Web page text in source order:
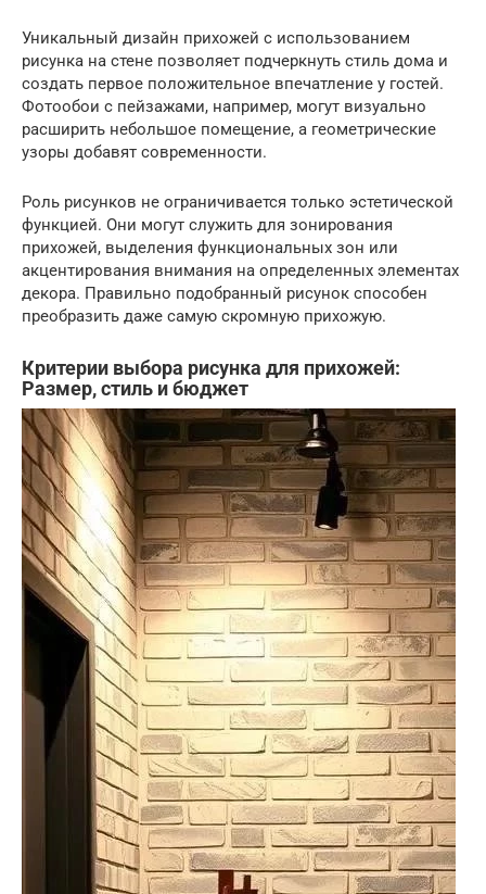
Уникальный дизайн прихожей с использованием
рисунка на стене позволяет подчеркнуть стиль дома и
создать первое положительное впечатление у гостей.
Фотообои с пейзажами, например, могут визуально
расширить небольшое помещение, а геометрические
узоры добавят современности.
Роль рисунков не ограничивается только эстетической
функцией. Они могут служить для зонирования
прихожей, выделения функциональных зон или
акцентирования внимания на определенных элементах
декора. Правильно подобранный рисунок способен
преобразить даже самую скромную прихожую.
Критерии выбора рисунка для прихожей:
Размер, стиль и бюджет